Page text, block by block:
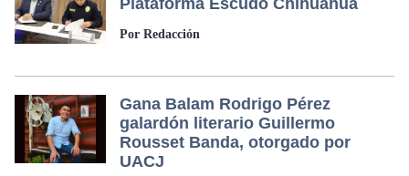
Plataforma Escudo Chihuahua
Por Redacción
Gana Balam Rodrigo Pérez
galardón literario Guillermo
Rousset Banda, otorgado por
UACJ